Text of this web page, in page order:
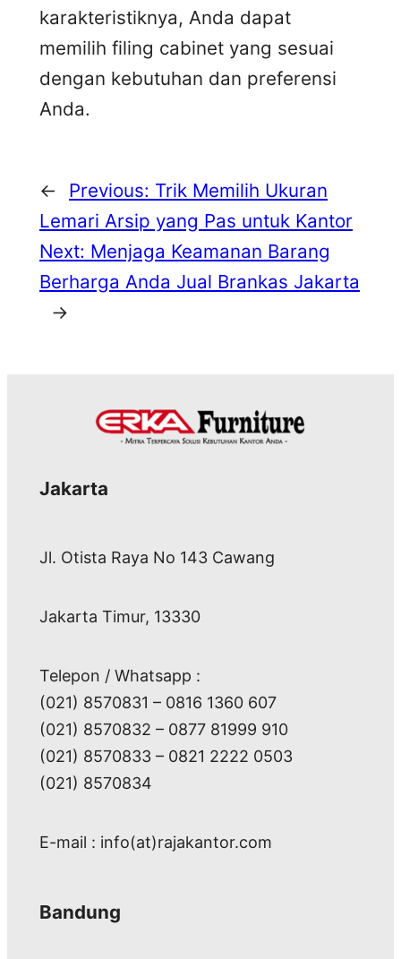
karakteristiknya, Anda dapat
memilih filing cabinet yang sesuai
dengan kebutuhan dan preferensi
Anda.
← Previous: Trik Memilih Ukuran
Lemari Arsip yang Pas untuk Kantor
Next: Menjaga Keamanan Barang
Berharga Anda Jual Brankas Jakarta
→
Jakarta
Jl. Otista Raya No 143 Cawang
Jakarta Timur, 13330
Telepon / Whatsapp :
(021) 8570831 – 0816 1360 607
(021) 8570832 – 0877 81999 910
(021) 8570833 – 0821 2222 0503
(021) 8570834
E-mail : info(at)rajakantor.com
Bandung